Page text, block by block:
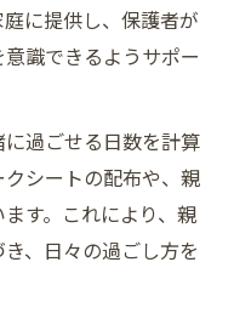
に提供し、保護者が
識できるようサポー
過ごせる日数を計算
シートの配布や、親
す。これにより、親
、日々の過ごし方を